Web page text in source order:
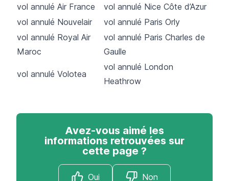
vol annulé Air France
vol annulé Nice Côte d’Azur
vol annulé Nouvelair
vol annulé Paris Orly
vol annulé Royal Air
Maroc
vol annulé Paris Charles de
Gaulle
vol annulé Volotea
vol annulé London
Heathrow
Avez-vous aimé les
informations retrouvées sur
cette page ?
Oui Non